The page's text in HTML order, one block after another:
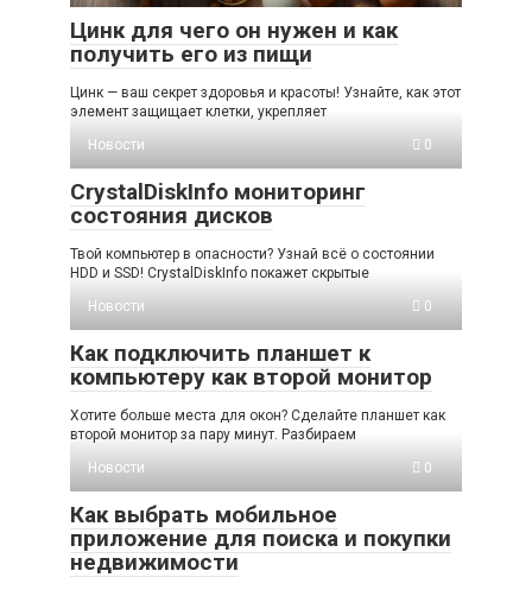
Цинк для чего он нужен и как
получить его из пищи
Цинк — ваш секрет здоровья и красоты! Узнайте, как этот
элемент защищает клетки, укрепляет
Новости
0
CrystalDiskInfo мониторинг
состояния дисков
Твой компьютер в опасности? Узнай всё о состоянии
HDD и SSD! CrystalDiskInfo покажет скрытые
Новости
0
Как подключить планшет к
компьютеру как второй монитор
Хотите больше места для окон? Сделайте планшет как
второй монитор за пару минут. Разбираем
Новости
0
Как выбрать мобильное
приложение для поиска и покупки
недвижимости